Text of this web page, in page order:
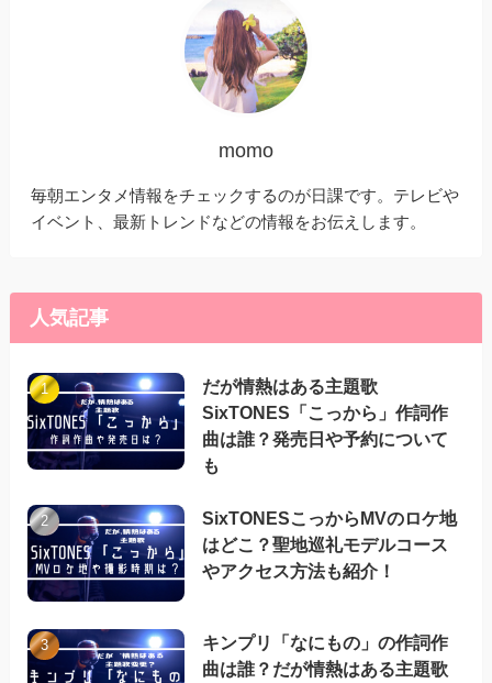
momo
毎朝エンタメ情報をチェックするのが日課です。テレビや
イベント、最新トレンドなどの情報をお伝えします。
人気記事
だが情熱はある主題歌
SixTONES「こっから」作詞作
曲は誰？発売日や予約について
も
SixTONESこっからMVのロケ地
はどこ？聖地巡礼モデルコース
やアクセス方法も紹介！
キンプリ「なにもの」の作詞作
曲は誰？だが情熱はある主題歌